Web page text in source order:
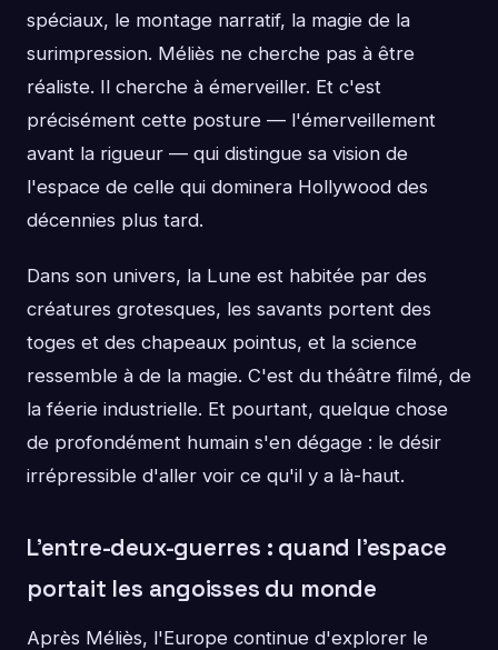
spéciaux, le montage narratif, la magie de la
surimpression. Méliès ne cherche pas à être
réaliste. Il cherche à émerveiller. Et c'est
précisément cette posture — l'émerveillement
avant la rigueur — qui distingue sa vision de
l'espace de celle qui dominera Hollywood des
décennies plus tard.
Dans son univers, la Lune est habitée par des
créatures grotesques, les savants portent des
toges et des chapeaux pointus, et la science
ressemble à de la magie. C'est du théâtre filmé, de
la féerie industrielle. Et pourtant, quelque chose
de profondément humain s'en dégage : le désir
irrépressible d'aller voir ce qu'il y a là-haut.
L'entre-deux-guerres : quand l'espace
portait les angoisses du monde
Après Méliès, l'Europe continue d'explorer le